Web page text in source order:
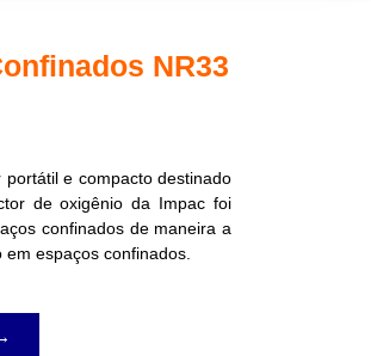
NR33
e compacto destinado
de oxigênio da Impac foi
confinados de maneira a
espaços confinados.